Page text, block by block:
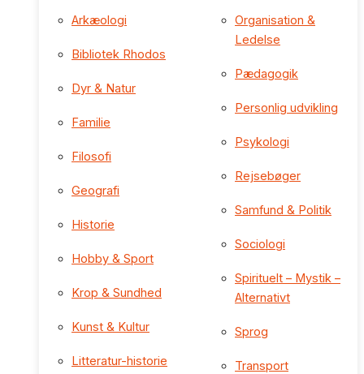
Arkæologi
Bibliotek Rhodos
Dyr & Natur
Familie
Filosofi
Geografi
Historie
Hobby & Sport
Krop & Sundhed
Kunst & Kultur
Litteratur-historie
Organisation &
Ledelse
Pædagogik
Personlig udvikling
Psykologi
Rejsebøger
Samfund & Politik
Sociologi
Spirituelt – Mystik –
Alternativt
Sprog
Transport